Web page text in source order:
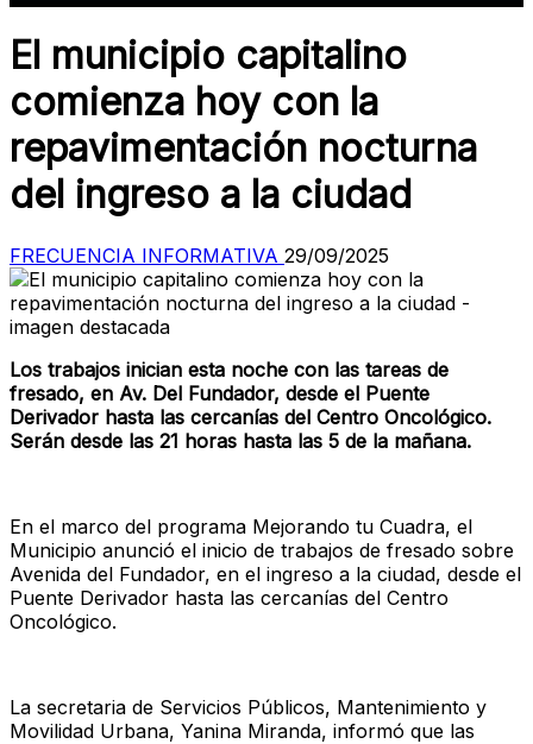
El municipio capitalino
comienza hoy con la
repavimentación nocturna
del ingreso a la ciudad
FRECUENCIA INFORMATIVA 29/09/2025
Los trabajos inician esta noche con las tareas de
fresado, en Av. Del Fundador, desde el Puente
Derivador hasta las cercanías del Centro Oncológico.
Serán desde las 21 horas hasta las 5 de la mañana.
En el marco del programa Mejorando tu Cuadra, el
Municipio anunció el inicio de trabajos de fresado sobre
Avenida del Fundador, en el ingreso a la ciudad, desde el
Puente Derivador hasta las cercanías del Centro
Oncológico.
La secretaria de Servicios Públicos, Mantenimiento y
Movilidad Urbana, Yanina Miranda, informó que las